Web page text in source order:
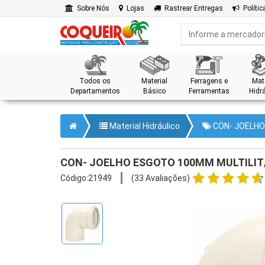
Sobre Nós Lojas Rastrear Entregas
Todos os
Departamentos
Material
Básico
Ferragens e
Ferramentas
Material Hidráulico CON-
CON- JOELHO ESGOTO 100MM
Código:21949 (33 Avaliações)